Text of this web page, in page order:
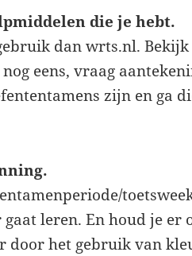
die je hebt.
dan wrts.nl. Bekijk
eens, vraag
zijn en ga
leren. En houd je er
door het gebruik van